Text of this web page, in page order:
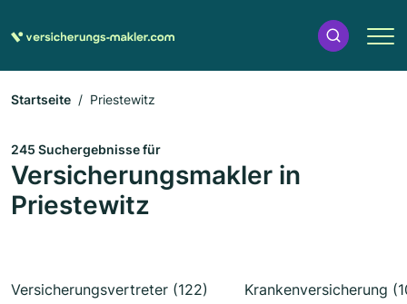
Startseite Priestewitz
245 Suchergebnisse für
Versicherungsmakler in
Priestewitz
Versicherungsvertreter (122) Krankenversicherung